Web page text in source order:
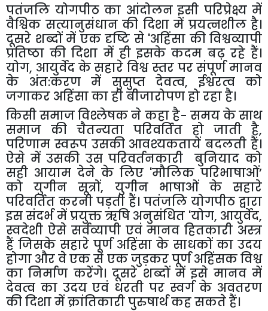
पतंजलि योगपीठ का आंदोलन इसी परिप्रेक्ष्य में
वैश्विक सत्यानुसंधान की दिशा में प्रयत्नशील है।
दूसरे शब्दों में एक दृष्टि से 'अहिंसा की विश्वव्यापी
प्रतिष्ठा की दिशा में ही इसके कदम बढ़ रहे हैं।
योग, आयुर्वेद के सहारे विश्व स्तर पर संपूर्ण मानव
के अंत:करण में सुसुप्त देवत्व,ईश्वरत्व को
जगाकर अहिंसा का ही बीजारोपण हो रहा है।
किसी समाज विश्लेषक ने कहा है- समय के साथ
समाज की चैतन्यता परिवर्तित हो जाती है,
परिणाम स्वरूप उसकी आवश्यकतायें बदलती हैं।
ऐसे में उसकी उस परिवर्तनकारी बुनियाद को
सही आयाम देने के लिए 'मौलिक परिभाषाओं’
को युगीन सूत्रों, युगीन भाषाओं के सहारे
परिवर्तित करनी पड़ती हैं। पतंजलि योगपीठ द्वारा
इस संदर्भ में प्रयुक्त ऋषि अनुसंधित 'योग, आयुर्वेद,
स्वदेशी ऐसे सर्वव्यापी एवं मानव हितकारी अस्त्र
हैं जिसके सहारे पूर्ण अहिंसा के साधकों का उदय
होगा और वे एक से एक जुड़कर पूर्ण अहिंसक विश्व
का निर्माण करेंगे। दूसरे शब्दों में इसे मानव में
देवत्व का उदय एवं धरती पर स्वर्ग के अवतरण
की दिशा में क्रांतिकारी पुरुषार्थ कह सकते हैं।